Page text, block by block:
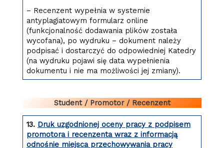
– Recenzent wypełnia w systemie
antyplagiatowym formularz online
(funkcjonalność dodawania plików została
wycofana), po wydruku – dokument należy
podpisać i dostarczyć do odpowiedniej Katedry
(na wydruku pojawi się data wypełnienia
dokumentu i nie ma możliwości jej zmiany).
Student / Promotor / Recenzent
13. Druk uzgodnionej oceny pracy z podpisem
promotora i recenzenta wraz z informacją
odnośnie miejsca przechowywania pracy